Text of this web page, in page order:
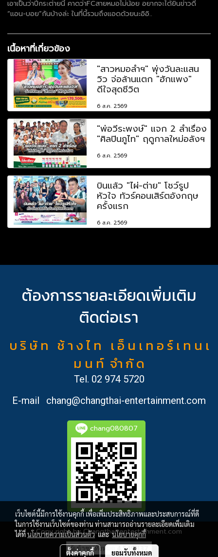
เอาเป็นว่าปีกระต่ายนี้ คาดว่าFCสายหมอไม่น้อย อยากจะได้ยินข่าวดี
“แอน-บอย”กันบ้างล่ะ ในที่นี้รวมถึงแอดด้วยนะอิอิ..
เนื้อหาที่เกี่ยวข้อง
"สาวหมอลำฯ" พุ่งวันละแสน
วิว จ่อล้านแตก "ฮักแพง"
ดีใจสุดชีวิต
6 ส.ค. 2569
"พ่อวีระพงษ์" แจก 2 ลำเรื่อง
"ศิลปินภูไท" ฤดูกาลใหม่อลังฯ
6 ส.ค. 2569
บินแล้ว "ไผ่-ต่าย" โชว์รูป
หัวใจ ทัวร์คอนเสิร์ตอังกฤษ
ครั้งแรก
6 ส.ค. 2569
ต้องการรายละเอียดเพิ่มเติม
ติดต่อเรา
บ ริ ษั ท ช้ า ง ไ ท เ อ็ น เ ท อ ร์ เ ท น เ
ม น ท์ จำ กั ด
Tel. 02 974 5720
E-mail
chang@changthai-entertainment.com
chang080807
Copy right by Changthai-entertainment.com
ผู้เข้าชมวันนี้
เว็บไซต์นี้มีการใช้งานคุกกี้ เพื่อเพิ่มประสิทธิภาพและประสบการณ์ที่ดี
ในการใช้งานเว็บไซต์ของท่าน ท่านสามารถอ่านรายละเอียดเพิ่มเติม
ได้ที่นโยบายความเป็นส่วนตัวและนโยบายคุกกี้
ตั้งค่าคุกกี้ ยอมรับทั้งหมด